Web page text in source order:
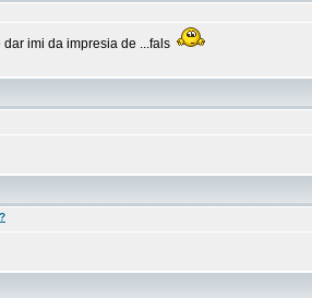
imi da impresia de ...fals